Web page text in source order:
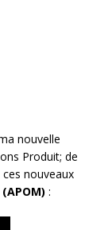
nouvelle
Produit; de
nouveaux
: